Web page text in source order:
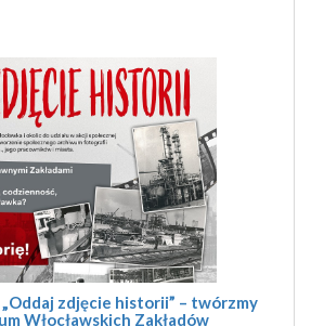
zdjęcie historii” – twórzmy
Włocławskich Zakładów